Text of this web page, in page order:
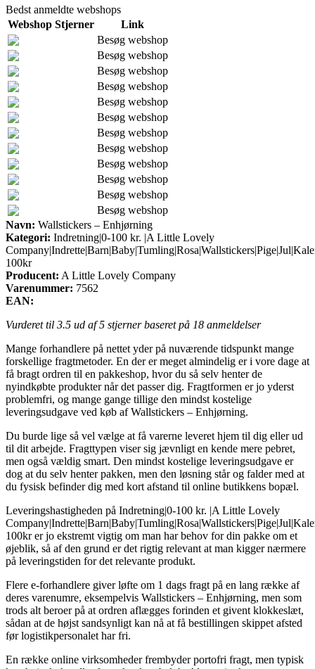
Bedst anmeldte webshops
Webshop Stjerner
Link
Besøg webshop
Besøg webshop
Besøg webshop
Besøg webshop
Besøg webshop
Besøg webshop
Besøg webshop
Besøg webshop
Besøg webshop
Besøg webshop
Besøg webshop
Besøg webshop
Navn: Wallstickers – Enhjørning
Kategori: Indretning|0-100 kr. |A Little Lovely
100kr
Producent: A Little Lovely Company
Varenummer: 7562
EAN:
Vurderet til 3.5 ud af 5 stjerner baseret på 18 anmeldelser
Mange forhandlere på nettet yder på nuværende tidspunkt mange
forskellige fragtmetoder. En der er meget almindelig er i vore dage at
få bragt ordren til en pakkeshop, hvor du så selv henter de
nyindkøbte produkter når det passer dig. Fragtformen er jo yderst
problemfri, og mange gange tillige den mindst kostelige
leveringsudgave ved køb af Wallstickers – Enhjørning.
Du burde lige så vel vælge at få varerne leveret hjem til dig eller ud
til dit arbejde. Fragttypen viser sig jævnligt en kende mere pebret,
men også vældig smart. Den mindst kostelige leveringsudgave er
dog at du selv henter pakken, men den løsning står og falder med at
du fysisk befinder dig med kort afstand til online butikkens bopæl.
Leveringshastigheden på Indretning|0-100 kr. |A Little Lovely
100kr er jo ekstremt vigtig om man har behov for din pakke om et
øjeblik, så af den grund er det rigtig relevant at man kigger nærmere
på leveringstiden for det relevante produkt.
Flere e-forhandlere giver løfte om 1 dags fragt på en lang række af
deres varenumre, eksempelvis Wallstickers – Enhjørning, men som
trods alt beroer på at ordren aflægges forinden et givent klokkeslæt,
sådan at de højst sandsynligt kan nå at få bestillingen skippet afsted
før logistikpersonalet har fri.
En række online virksomheder frembyder portofri fragt, men typisk